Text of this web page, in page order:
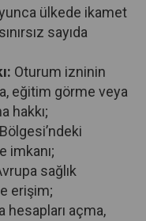
ülkede ikamet
sayıda
Oturum izninin
eğitim görme veya
hakkı;
imkanı;
sağlık
erişim;
hesapları açma,